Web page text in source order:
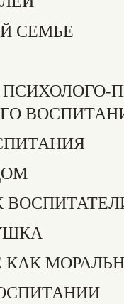
СЕМЬЕ
ПСИХОЛОГО-